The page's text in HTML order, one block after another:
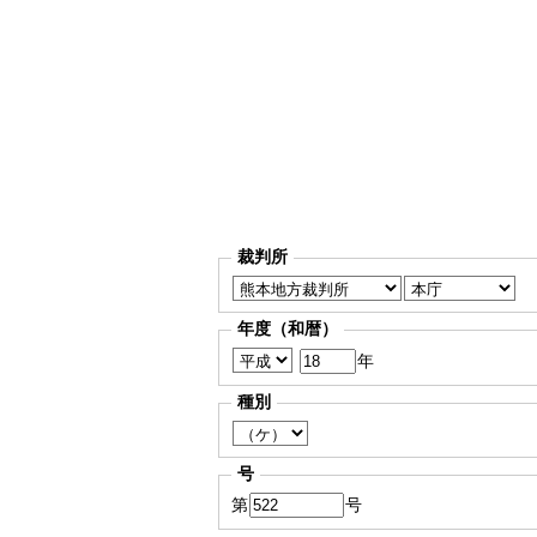
裁判所
年度（和暦）
年
種別
号
第
号